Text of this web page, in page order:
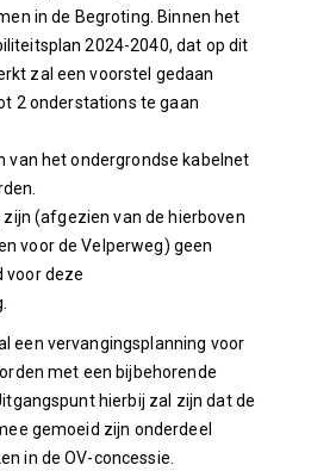
in de Begroting. Binnen het
2024-2040, dat op dit
zal een voorstel gedaan
2 onderstations te gaan
van het ondergrondse kabelnet
zijn (afgezien van de hierboven
voor de Velperweg) geen
voor deze
een vervangingsplanning voor
met een bijbehorende
hierbij zal zijn dat de
gemoeid zijn onderdeel
in de OV-concessie.